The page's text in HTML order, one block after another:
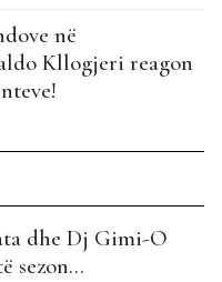
në
Kllogjeri reagon
dhe Dj Gimi-O
sezon…